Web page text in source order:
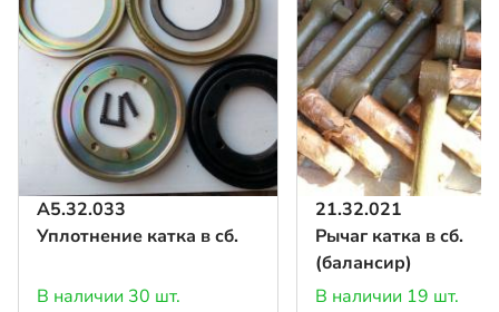
А5.32.033
Уплотнение катка в сб.
В наличии 30 шт.
21.32.021
Рычаг катка в сб.
(балансир)
В наличии 19 шт.